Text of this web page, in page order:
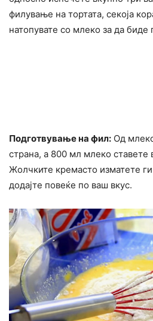
филување на тортата, секоја
натопувате со млеко за да биде
Подготвување на фил: Од
страна, а 800 мл млеко ставете
Жолчките кремасто изматете
додајте повеќе по ваш вкус.